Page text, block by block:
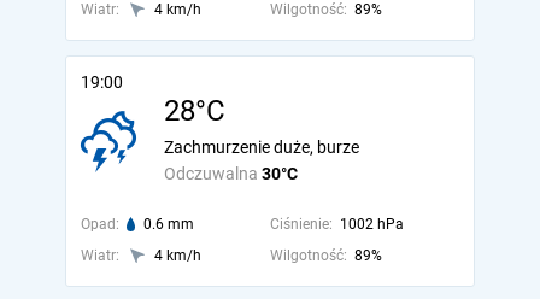
Wiatr:
4 km/h Wilgotność: 89%
19:00
28°C
Odczuwalna 30°C
Zachmurzenie duże, burze
Opad: 0.6 mm Ciśnienie: 1002 hPa
Wiatr:
4 km/h Wilgotność: 89%